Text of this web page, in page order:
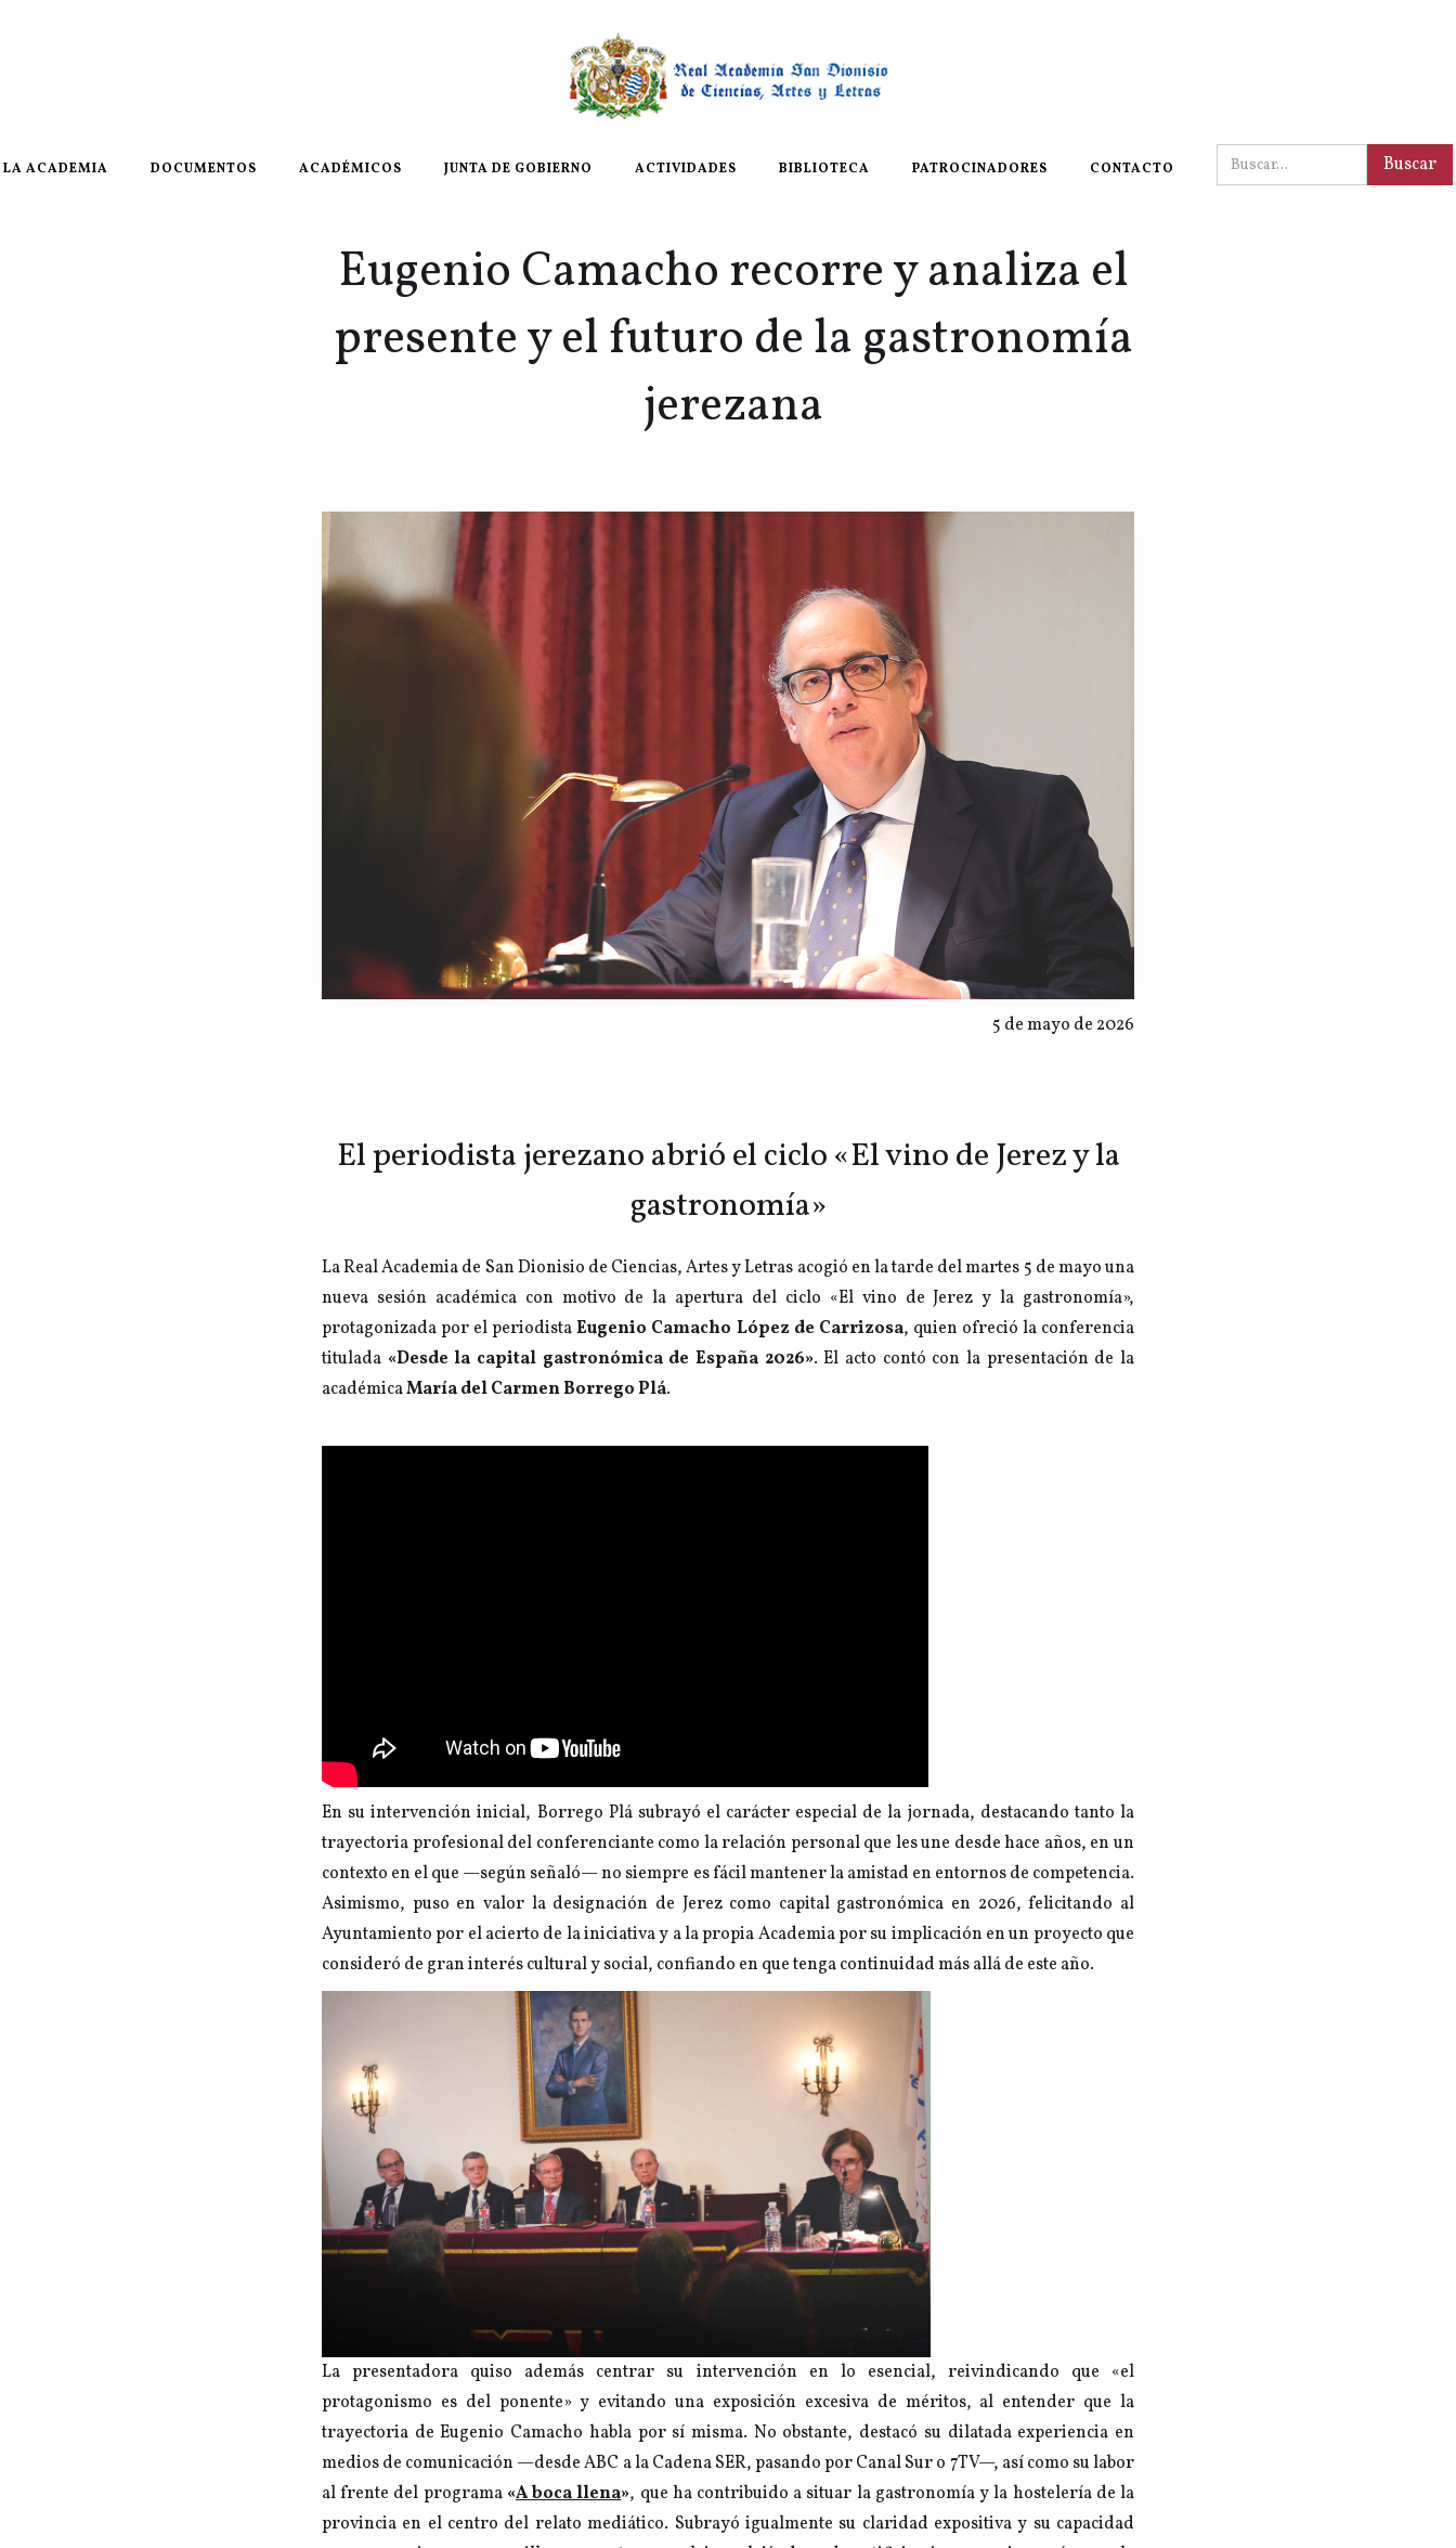
LA ACADEMIA DOCUMENTOS ACADÉMICOS JUNTA DE GOBIERNO ACTIVIDADES BIBLIOTECA PATROCINADORES CONTACTO
Eugenio Camacho recorre y analiza el
presente y el futuro de la gastronomía
jerezana
5 de mayo de 2026
El periodista jerezano abrió el ciclo «El vino de Jerez y la
gastronomía»
La Real Academia de San Dionisio de Ciencias, Artes y Letras acogió en la tarde del martes 5 de mayo una
nueva sesión académica con motivo de la apertura del ciclo «El vino de Jerez y la gastronomía»,
protagonizada por el periodistaEugenio Camacho López de Carrizosa, quien ofreció la conferencia
titulada «Desde la capital gastronómica de España 2026». El acto contó con la presentación de la
académicaMaría del Carmen Borrego Plá.
En su intervención inicial, Borrego Plá subrayó el carácter especial de la jornada, destacando tanto la
trayectoria profesional del conferenciante como la relación personal que les une desde hace años, en un
contexto en el que —según señaló— no siempre es fácil mantener la amistad en entornos de competencia.
Asimismo, puso en valor la designación de Jerez como capital gastronómica en 2026, felicitando al
Ayuntamiento por el acierto de la iniciativa y a la propia Academia por su implicación en un proyecto que
consideró de gran interés cultural y social, confiando en que tenga continuidad más allá de este año.
La presentadora quiso además centrar su intervención en lo esencial, reivindicando que «el
protagonismo es del ponente» y evitando una exposición excesiva de méritos, al entender que la
trayectoria de Eugenio Camacho habla por sí misma. No obstante, destacó su dilatada experiencia en
medios de comunicación —desde ABC a la Cadena SER, pasando por Canal Sur o 7TV—, así como su labor
al frente del programa «A boca llena», que ha contribuido a situar la gastronomía y la hostelería de la
provincia en el centro del relato mediático. Subrayó igualmente su claridad expositiva y su capacidad